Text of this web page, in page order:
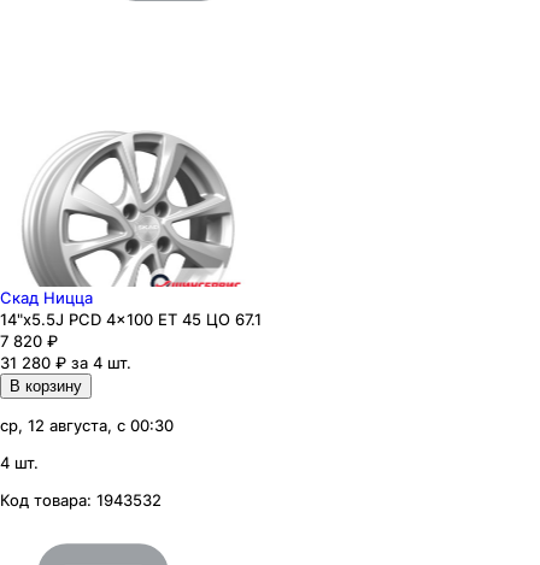
Скад Ницца
14"x5.5J PCD 4x100 ЕТ 45 ЦО 67.1
7 820 ₽
31 280 ₽ за 4 шт.
В корзину
ср, 12 августа, с 00:30
4 шт.
Код товара: 1943532